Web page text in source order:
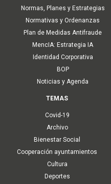
Normas, Planes y Estrategias
Normativas y Ordenanzas
Plan de Medidas Antifraude
MencIA: Estrategia IA
Identidad Corporativa
BOP
Noticias y Agenda
TEMAS
Covid-19
Archivo
Bienestar Social
Cooperación ayuntamientos
Cultura
Deportes